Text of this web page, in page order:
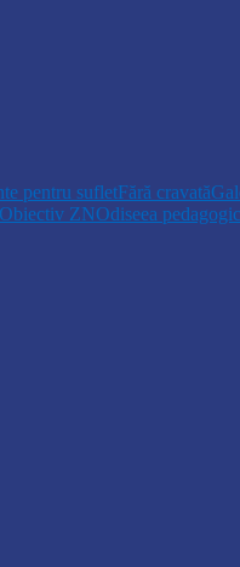
pentru sufletFără cravată
Obiectiv ZNOdiseea